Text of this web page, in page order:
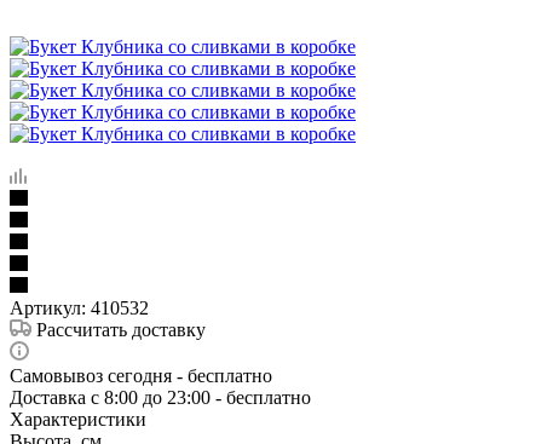
Артикул: 410532
Рассчитать доставку
Самовывоз сегодня - бесплатно
Доставка c 8:00 до 23:00 - бесплатно
Характеристики